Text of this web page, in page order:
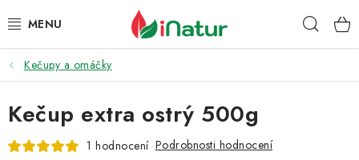
na
POTRAVINY
OŘECHY A SUŠENÉ PLODY
SNACKY
Kečupy a omáčky
Kečup extra ostrý 500g
1 hodnocení Podrobnosti hodnocení